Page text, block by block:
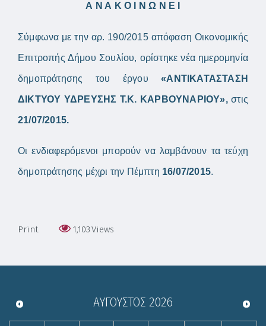
Α Ν Α Κ Ο Ι Ν Ω Ν Ε Ι
Σύμφωνα με την αρ. 190/2015 απόφαση Οικονομικής
Επιτροπής Δήμου Σουλίου, ορίστηκε νέα ημερομηνία
δημοπράτησης του έργου«ΑΝΤΙΚΑΤΑΣΤΑΣΗ
ΔΙΚΤΥΟΥ ΥΔΡΕΥΣΗΣ Τ.Κ. ΚΑΡΒΟΥΝΑΡΙΟΥ»,στις
21/07/2015.
Οι ενδιαφερόμενοι μπορούν να λαμβάνουν τα τεύχη
δημοπράτησης μέχρι την Πέμπτη 16/07/2015.
Print 1,103Views
ΑΎΓΟΥΣΤΟΣ 2026